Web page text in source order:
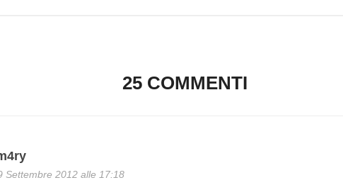
25 COMMENTI
Settembre 2012 alle 17:18